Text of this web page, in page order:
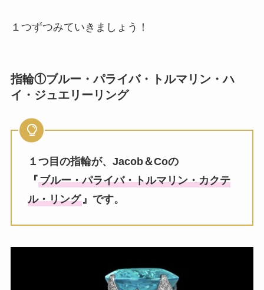
１つずつみていきましょう！
指輪①ブルー・パライバ・トルマリン・ハ
イ・ジュエリーリング
１つ目の指輪が、Jacob＆Coの
『ブルー・パライバ・トルマリン・カクテ
ル・リング』です。